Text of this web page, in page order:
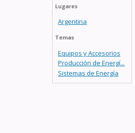
Lugares
Argentina
Temas
Equipos y Accesorios
Producción de Energí...
Sistemas de Energía